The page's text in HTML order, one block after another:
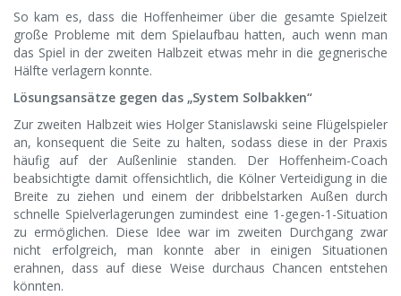
So kam es, dass die Hoffenheimer über die gesamte Spielzeit
große Probleme mit dem Spielaufbau hatten, auch wenn man
das Spiel in der zweiten Halbzeit etwas mehr in die gegnerische
Hälfte verlagern konnte.
Lösungsansätze gegen das „System Solbakken“
Zur zweiten Halbzeit wies Holger Stanislawski seine Flügelspieler
an, konsequent die Seite zu halten, sodass diese in der Praxis
häufig auf der Außenlinie standen. Der Hoffenheim-Coach
beabsichtigte damit offensichtlich, die Kölner Verteidigung in die
Breite zu ziehen und einem der dribbelstarken Außen durch
schnelle Spielverlagerungen zumindest eine 1-gegen-1-Situation
zu ermöglichen. Diese Idee war im zweiten Durchgang zwar
nicht erfolgreich, man konnte aber in einigen Situationen
erahnen, dass auf diese Weise durchaus Chancen entstehen
könnten.